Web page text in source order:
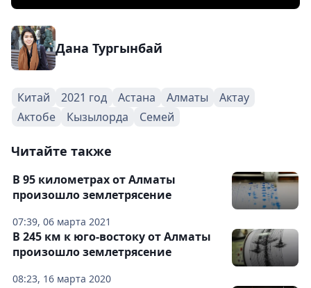
Дана Тургынбай
Китай 2021 год Астана Алматы
Актау
Актобе
Кызылорда Семей
Читайте также
07:39, 06 марта 2021
В 95 километрах от Алматы
произошло землетрясение
08:23, 16 марта 2020
В 245 км к юго-востоку от Алматы
произошло землетрясение